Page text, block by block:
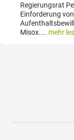
Regierungsrat
Einforderung
Misox.... mehr